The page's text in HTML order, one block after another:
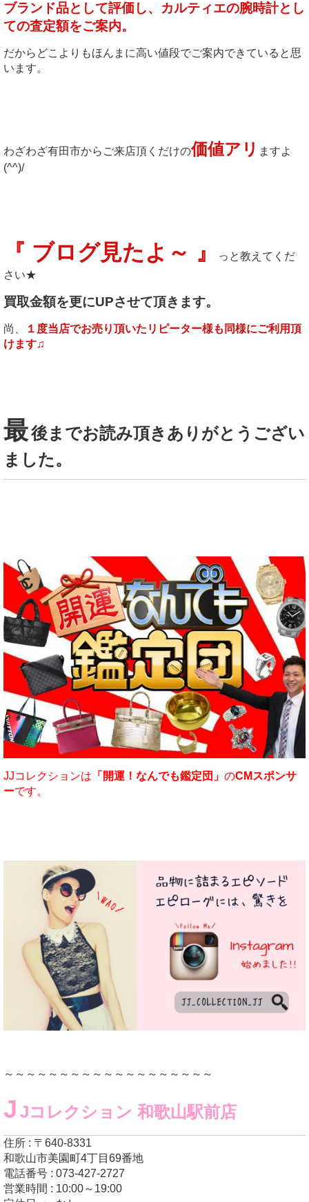
ブランド品として評価し、カルティエの腕時計とし
ての査定額をご案内。
だからどこよりもほんまに高い値段でご案内できていると思
います。
わざわざ有田市からご来店頂くだけの価値アリ ますよ
(^^)/
『 ブログ見たよ～ 』
っと教えてくだ
さい★
買取金額を更にUPさせて頂きます。
尚、
１度当店でお売り頂いたリピーター様も同様にご利用頂
けます♫
最後までお読み頂きありがとうござい
ました。
JJコレクションは 「開運！なんでも鑑定団」 のCMスポンサ
ーです。
～～～～～～～～～～～～～～～～～～～
J Jコレクション 和歌山駅前店
住所 : 〒640-8331
和歌山市美園町4丁目69番地
電話番号 : 073-427-2727
営業時間 : 10:00～19:00